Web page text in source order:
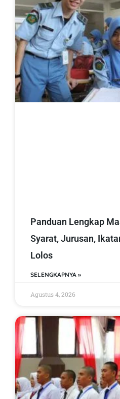
Panduan Lengkap
Syarat, Jurusan,
Lolos
SELENGKAPNYA »
Agustus 4, 2026